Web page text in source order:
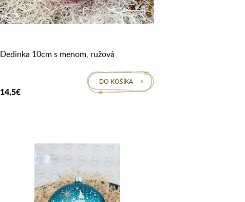
Dedinka 10cm s menom, ružová
14,5€
DO KOŠÍKA